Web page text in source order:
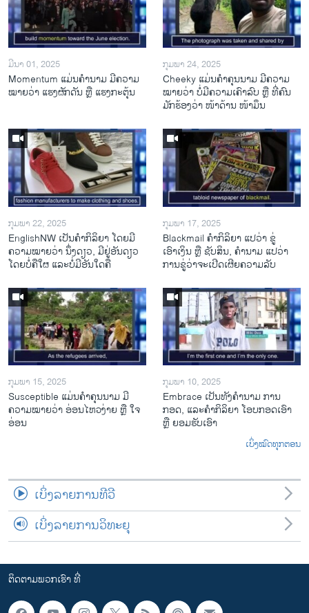
ມີນາ 01, 2025
Momentum ແມ່ນຄໍານາມ ມີຄວາມ
ໝາຍວ່າ ແຮງຜັກດັນ ຫຼື ແຮງກະຕຸ້ນ
ກຸມພາ 24, 2025
Cheeky ແມ່ນຄໍາຄຸນນາມ ມີຄວາມ
ໝາຍວ່າ ບໍ່ມີຄວາມເຄົາລົບ ຫຼື ທີ່ຄົນ
ມັກຮ້ອງວ່າ ໜ້າດ້ານ ໜ້າມຶນ
ກຸມພາ 22, 2025
EnglishNW ເປັນຄໍາກິລິຍາ ໂດຍມີ
ຄວາມໝາຍວ່າ ນຶ່ງດຽວ, ມີຢູ່ອັນດຽວ
ໂດຍບໍ່ຄືໃຜ ແລະບໍ່ມີອັນໃດຄື
ກຸມພາ 17, 2025
Blackmail ຄໍາກິລິຍາ ແປວ່າ ຂູ່
ເອົາເງິນ ຫຼື ຊັບສິນ, ຄໍານາມ ແປວ່າ
ການຂູ່ວ່າຈະເປີດເຜີຍຄວາມລັບ
ກຸມພາ 15, 2025
Susceptible ແມ່ນຄໍາຄຸນນາມ ມີ
ຄວາມໝາຍວ່າ ອ່ອນໄຫວງ່າຍ ຫຼື ໃຈ
ອ່ອນ
ກຸມພາ 10, 2025
Embrace ເປັນທັງຄໍານາມ ການ
ກອດ, ແລະຄໍາກິລິຍາ ໂອບກອດເອົາ
ຫຼື ຍອມຮັບເອົາ
ເບິ່ງໝົດທຸກຕອນ
ເບິ່ງລາຍການທີວີ
ເບິ່ງລາຍການວິທະຍຸ
ຕິດຕາມພວກເຮົາ ທີ່